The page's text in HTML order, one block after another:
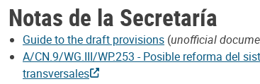
Notas de la Secretaría
Guide to the draft provisions (unofficial
A/CN.9/WG.III/WP.253 - Posible reforma del
transversales